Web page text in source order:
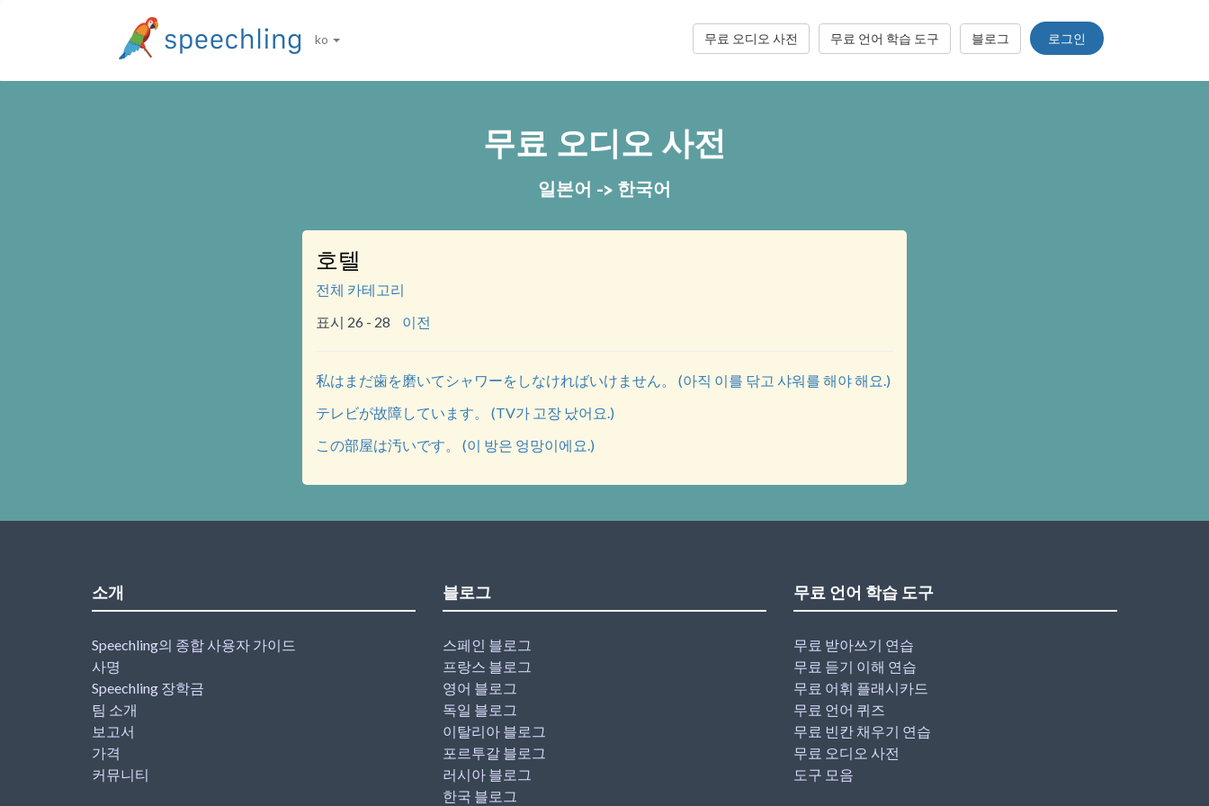
ko 로그인
블로그
무료 언어 학습 도구
무료 오디오 사전
무료 오디오 사전
일본어 -> 한국어
호텔
전체 카테고리
표시 26 - 28
이전
私はまだ歯を磨いてシャワーをしなければいけません。 (아직 이를 닦고 샤워를 해야 해요.)
テレビが故障しています。 (TV가 고장 났어요.)
この部屋は汚いです。 (이 방은 엉망이에요.)
소개
Speechling의 종합 사용자 가이드
사명
Speechling 장학금
팀 소개
보고서
가격
커뮤니티
블로그
스페인 블로그
프랑스 블로그
영어 블로그
독일 블로그
이탈리아 블로그
포르투갈 블로그
러시아 블로그
한국 블로그
무료 언어 학습 도구
무료 받아쓰기 연습
무료 듣기 이해 연습
무료 어휘 플래시카드
무료 언어 퀴즈
무료 빈칸 채우기 연습
무료 오디오 사전
도구 모음